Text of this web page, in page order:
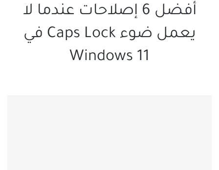
أفضل 6 إصلاحات عندما لا
يعمل ضوء Caps Lock في
Windows 11